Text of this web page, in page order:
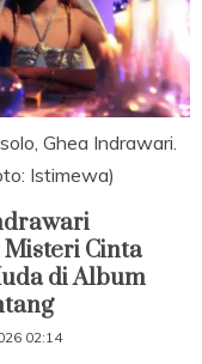
Ghea Indrawari.
Istimewa)
Misteri Cinta
di Album
02:14